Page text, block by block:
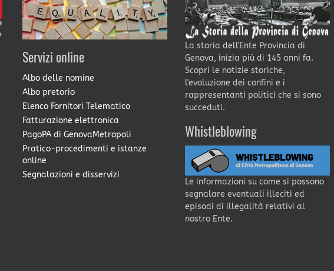
Servizi online
Albo delle nomine
Albo pretorio
Elenco Fornitori Telematico
Fatturazione elettronica
PagoPA di GenovaMetropoli
Pratico-procedimenti e istanze
online
Segnalazioni e disservizi
La storia dell'Ente Provincia di
Genova, inizia più di 145 anni fa.
Scopri le notizie storiche,
l'evoluzione dei confini e i
rappresentanti politici che si sono
succeduti.
Whistleblowing
Le informazioni su come si possono
segnalare eventuali illeciti ed
episodi di illegalità relativi al
nostro Ente.